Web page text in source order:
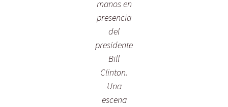
manos en
presencia
del
presidente
Bill
Clinton.
Una
escena